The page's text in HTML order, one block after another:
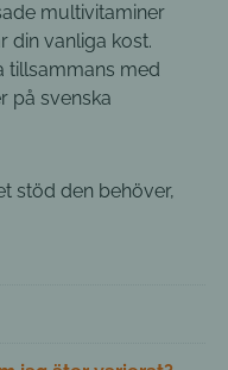
multivitaminer
din vanliga kost.
tillsammans med
på svenska
stöd den behöver,